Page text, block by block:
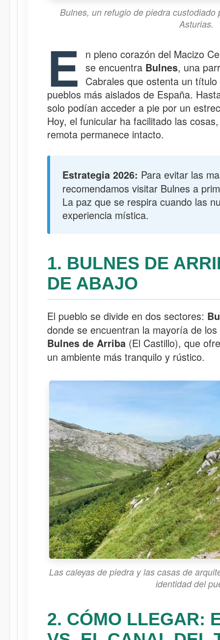
Bulnes, un refugio de piedra
Asturias.
E n pleno corazón del Macizo
se encuentra Bulnes, una
Cabrales que ostenta un
pueblos más aislados de España.
solo podían acceder a pie por un
Hoy, el funicular ha facilitado las
remota permanece intacto.
Estrategia 2026: Para evitar las
recomendamos visitar Bulnes a
La paz que se respira cuando las
experiencia mística.
1. BULNES DE
DE ABAJO
El pueblo se divide en dos sectores:
donde se encuentran la mayoría de
Bulnes de Arriba (El Castillo), que
un ambiente más tranquilo y rústico.
Las caleyas de piedra y las casas de
identidad del
2. CÓMO LLEGAR: